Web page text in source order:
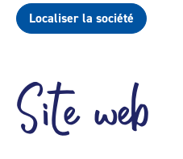
Localiser la société
Site web